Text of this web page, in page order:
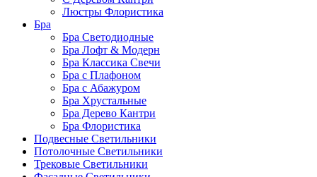
Люстры Флористика
Бра
Бра Светодиодные
Бра Лофт & Модерн
Бра Классика Свечи
Бра с Плафоном
Бра с Абажуром
Бра Хрустальные
Бра Дерево Кантри
Бра Флористика
Подвесные Светильники
Потолочные Светильники
Трековые Светильники